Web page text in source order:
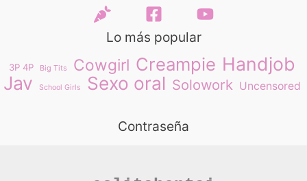
Lo más popular
3P 4P Big Tits Cowgirl Creampie Handjob
Jav
School Girls Sexo oral Solowork Uncensored
Contraseña